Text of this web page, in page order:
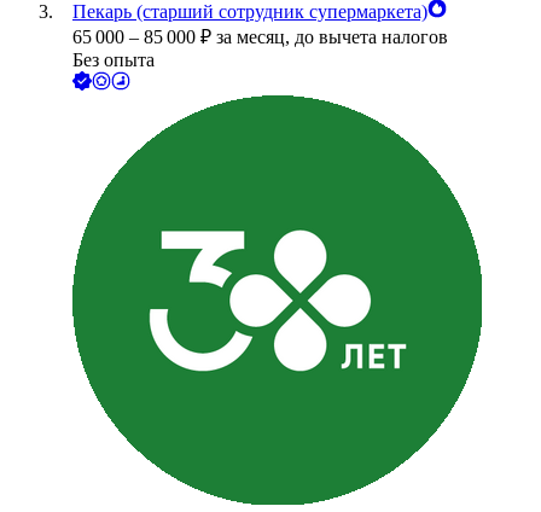
Пекарь (старший сотрудник супермаркета)
65 000 – 85 000 ₽ за месяц, до вычета налогов
Без опыта